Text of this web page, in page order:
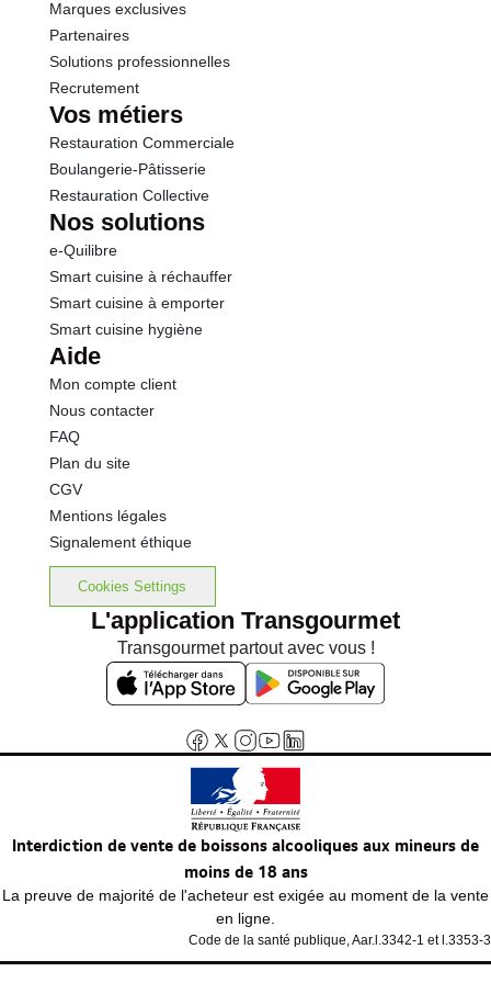
Sel
Sodium
Calcium
Marques exclusives
Partenaires
Solutions professionnelles
Recrutement
Vos métiers
Restauration Commerciale
Boulangerie-Pâtisserie
Restauration Collective
Nos solutions
e-Quilibre
Smart cuisine à réchauffer
Smart cuisine à emporter
Smart cuisine hygiène
Aide
Mon compte client
Nous contacter
FAQ
Plan du site
CGV
Mentions légales
Signalement éthique
Cookies Settings
L'application Transgourmet
Transgourmet partout avec vous !
Interdiction de vente de boissons alcooliques aux mineurs de
moins de 18 ans
La preuve de majorité de l'acheteur est exigée au moment de la vente
en ligne.
Code de la santé publique, Aar.l.3342-1 et l.3353-3